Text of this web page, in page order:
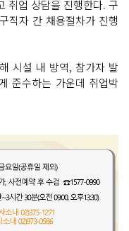
취업 상담을 진행한다. 구
직자 간 채용절차가 진행
시설 내 방역, 참가자 발
준수하는 가운데 취업박